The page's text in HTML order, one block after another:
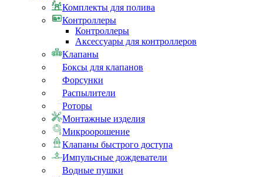
Комплекты для полива
Контроллеры
Контроллеры
Аксессуары для контроллеров
Клапаны
Боксы для клапанов
Форсунки
Распылители
Роторы
Монтажные изделия
Микроорошение
Клапаны быстрого доступа
Импульсные дождеватели
Водные пушки